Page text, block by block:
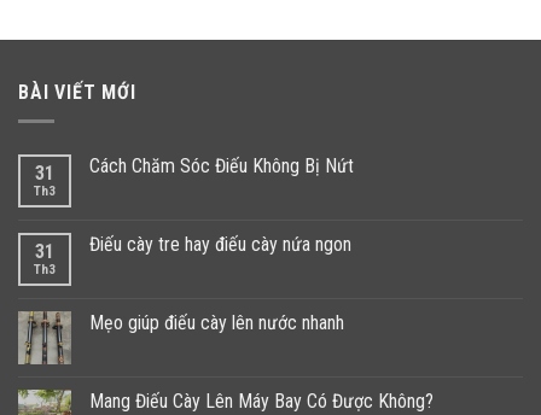
BÀI VIẾT MỚI
31
Th3
Cách Chăm Sóc Điếu Không Bị Nứt
31
Th3
Điếu cày tre hay điếu cày nứa ngon
Mẹo giúp điếu cày lên nước nhanh
Mang Điếu Cày Lên Máy Bay Có Được Không?